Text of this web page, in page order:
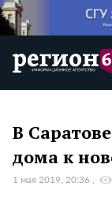
В
дома к
1 мая 2019, 20:36